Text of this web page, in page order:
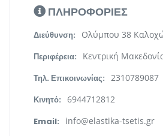
ΠΛΗΡΟΦΟΡΙΕΣ
Διεύθυνση:
Ολύμπου 38
Περιφέρεια:
Κεντρική
Τηλ. Επικοινωνίας: 2310789087
Κινητό: 6944712812
Email:
info@elastika-tsetis.gr